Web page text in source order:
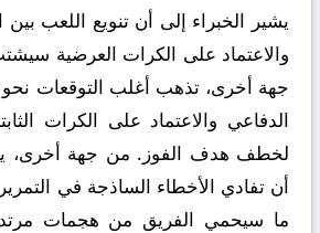
يشير الخبراء إلى أن تنويع اللعب
والاعتماد على الكرات العرضية
جهة أخرى، تذهب أغلب التوقعات نحو
الدفاعي والاعتماد على الكرات
لخطف هدف الفوز. من جهة أخرى،
أن تفادي الأخطاء الساذجة في
ما سيحمي الفريق من هجمات